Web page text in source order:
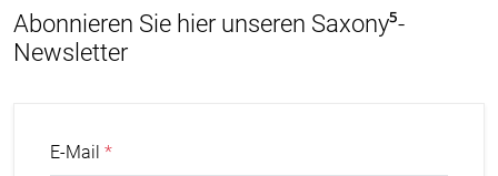
Abonnieren Sie hier unseren Saxony⁵-
Newsletter
E-Mail